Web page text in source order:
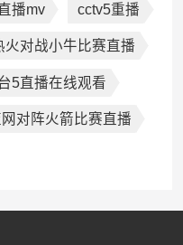
播mv cctv5重播
火对战小牛比赛直播
5直播在线观看
对阵火箭比赛直播